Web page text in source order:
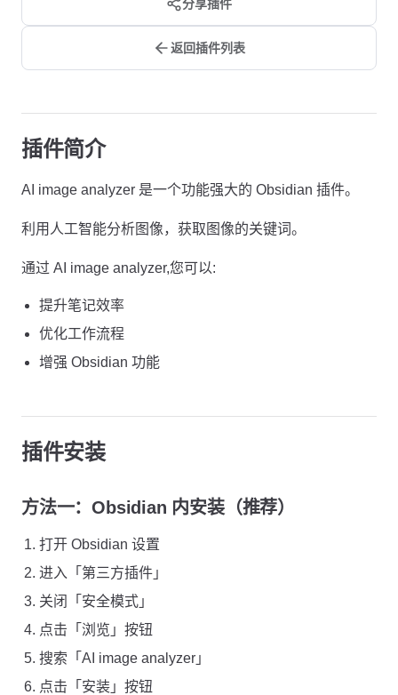
分享插件
返回插件列表
插件简介
AI image analyzer 是一个功能强大的 Obsidian 插件。
利用人工智能分析图像，获取图像的关键词。
通过 AI image analyzer,您可以:
提升笔记效率
优化工作流程
增强 Obsidian 功能
插件安装
方法一：Obsidian 内安装（推荐）
打开 Obsidian 设置
进入「第三方插件」
关闭「安全模式」
点击「浏览」按钮
搜索「AI image analyzer」
点击「安装」按钮